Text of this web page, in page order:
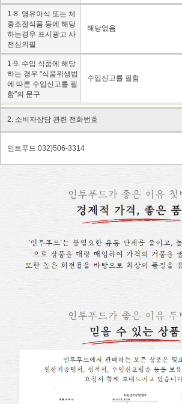
1-8. 영유아식 또는 체
중조절식품 등에 해당
하는경우 표시광고 사
전심의필
해당없음
1-9. 수입 식품에 해당
하는 경우 "식품위생법
에 따른 수입신고를 필
함"의 문구
수입신고를 필함
2. 소비자상담 관련 전화번호
인트푸드 032)506-3314